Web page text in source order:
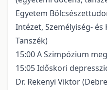
Egyetem
Intézet, Személyiség-
Tanszék)
15:00 A Szimpózium
15:05 Időskori
Dr. Rekenyi Viktor